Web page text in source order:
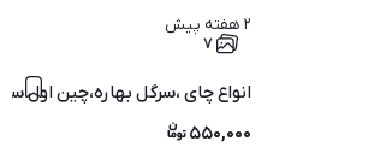
۲ هفته پیش
۷
انواع چای ،سرگل بهاره،چین اول سال 1405،لاهیجان
۵۵۰,۰۰۰